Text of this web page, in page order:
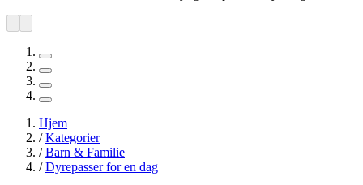
Hjem
/Kategorier
/Barn & Familie
/Dyrepasser for en dag